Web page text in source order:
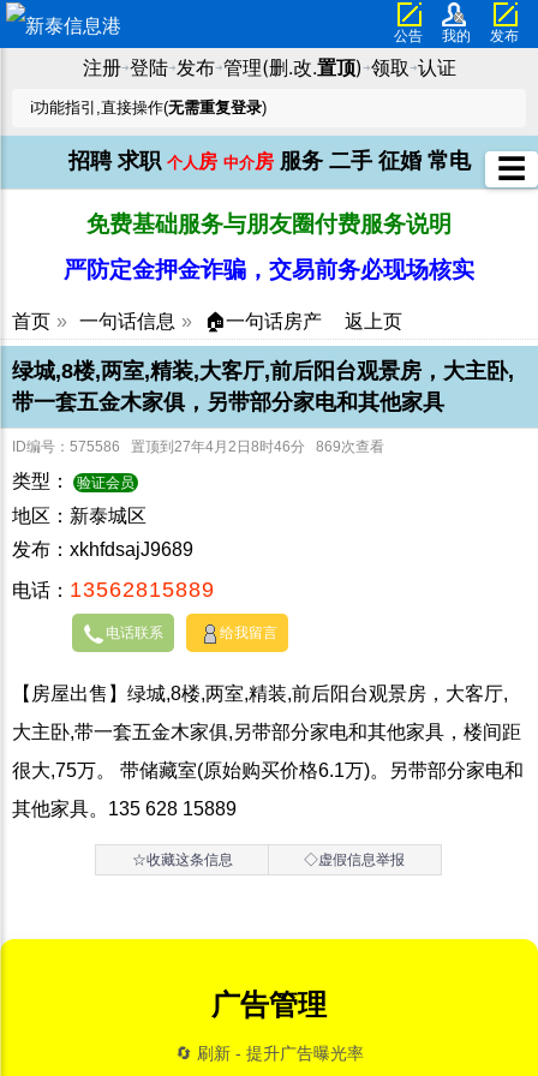
公告 我的 发布
注册➜登陆➜发布➜管理(删.改.置顶) ➜领取 ➜认证
ℹ️功能指引,直接操作(无需重复登录)
招聘 求职 个人 房 中介房 服务 二手 征婚 常电
免费基础服务与朋友圈付费服务说明
严防定金押金诈骗，交易前务必现场核实
首页 » 一句话信息 » 🏠一句话房产 返上页
绿城,8楼,两室,精装,大客厅,前后阳台观景房，大主卧,
带一套五金木家俱，另带部分家电和其他家具
ID编号：575586 置顶到27年4月2日8时46分 869次查看
类型： 验证会员
地区：新泰城区
发布：xkhfdsajJ9689
电话： 13562815889
电话联系 给我留言
【房屋出售】绿城,8楼,两室,精装,前后阳台观景房，大客厅,
大主卧,带一套五金木家俱,另带部分家电和其他家具，楼间距
很大,75万。 带储藏室(原始购买价格6.1万)。另带部分家电和
其他家具。135 628 15889
☆收藏这条信息 ◇虚假信息举报
广告管理
🔄 刷新 - 提升广告曝光率
☰